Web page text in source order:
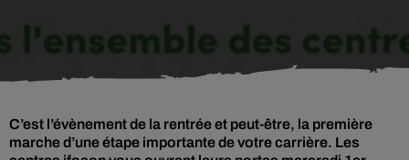
C’est l’évènement de la rentrée et peut-être, la première
marche d’une étape importante de votre carrière. Les